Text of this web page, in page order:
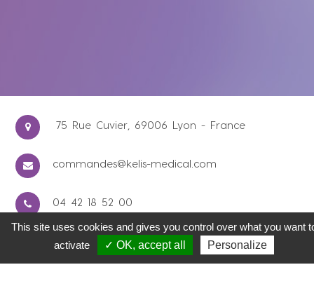
75 Rue Cuvier, 69006 Lyon - France
commandes@kelis-medical.com
04 42 18 52 00
This site uses cookies and gives you control over what you want
activate
✓ OK, accept all Personalize